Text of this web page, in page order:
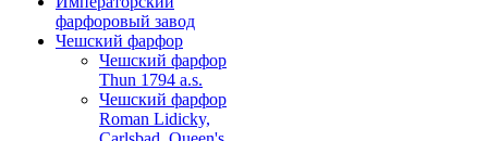
фарфоровый завод
Чешский фарфор
Чешский фарфор
Thun 1794 a.s.
Чешский фарфор
Roman Lidicky,